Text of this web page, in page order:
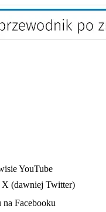
YouTube
X (dawniej Twitter)
Facebooku